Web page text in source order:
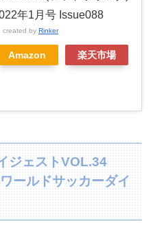
年1月号 Issue088
created by Rinker
Amazon 楽天市場
ジェストVOL.34
ールドサッカーダイ